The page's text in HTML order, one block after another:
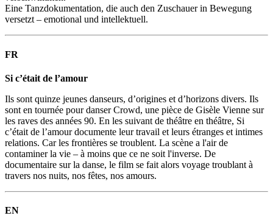
Eine Tanzdokumentation, die auch den Zuschauer in Bewegung
versetzt – emotional und intellektuell.
FR
Si c’était de l’amour
Ils sont quinze jeunes danseurs, d’origines et d’horizons divers. Ils
sont en tournée pour danser Crowd, une pièce de Gisèle Vienne sur
les raves des années 90. En les suivant de théâtre en théâtre, Si
c’était de l’amour documente leur travail et leurs étranges et intimes
relations. Car les frontières se troublent. La scène a l'air de
contaminer la vie – à moins que ce ne soit l'inverse. De
documentaire sur la danse, le film se fait alors voyage troublant à
travers nos nuits, nos fêtes, nos amours.
EN